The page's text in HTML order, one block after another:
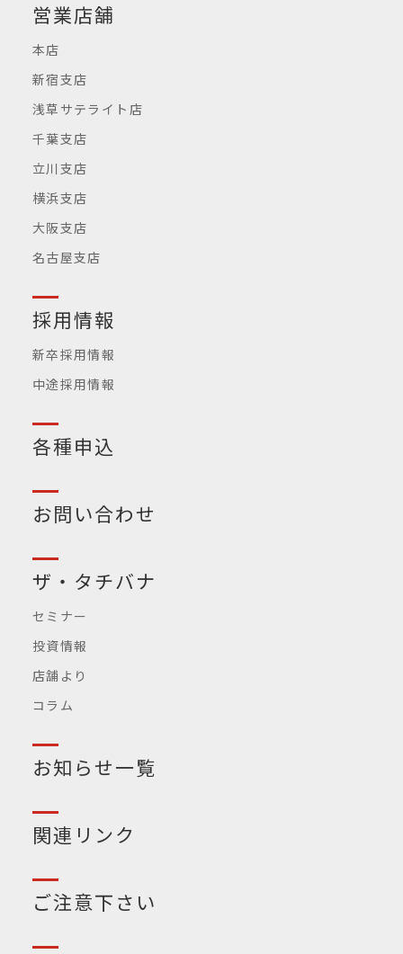
営業店舗
本店
新宿支店
浅草サテライト店
千葉支店
立川支店
横浜支店
大阪支店
名古屋支店
採用情報
新卒採用情報
中途採用情報
各種申込
お問い合わせ
ザ・タチバナ
セミナー
投資情報
店舗より
コラム
お知らせ一覧
関連リンク
ご注意下さい